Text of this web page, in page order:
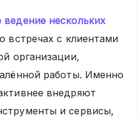
нескольких
встречах с клиентами
организации,
работы. Именно
внедряют
и сервисы,